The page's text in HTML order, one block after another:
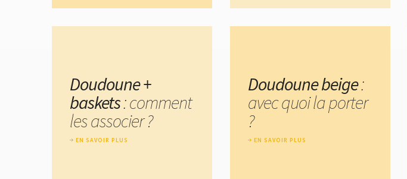
Doudoune +
baskets: comment
les associer ?
EN SAVOIR PLUS
Doudoune beige:
avec quoi la porter
?
EN SAVOIR PLUS